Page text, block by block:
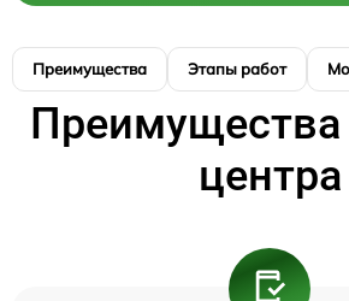
Преимущества Этапы работ
Преимущества
центра